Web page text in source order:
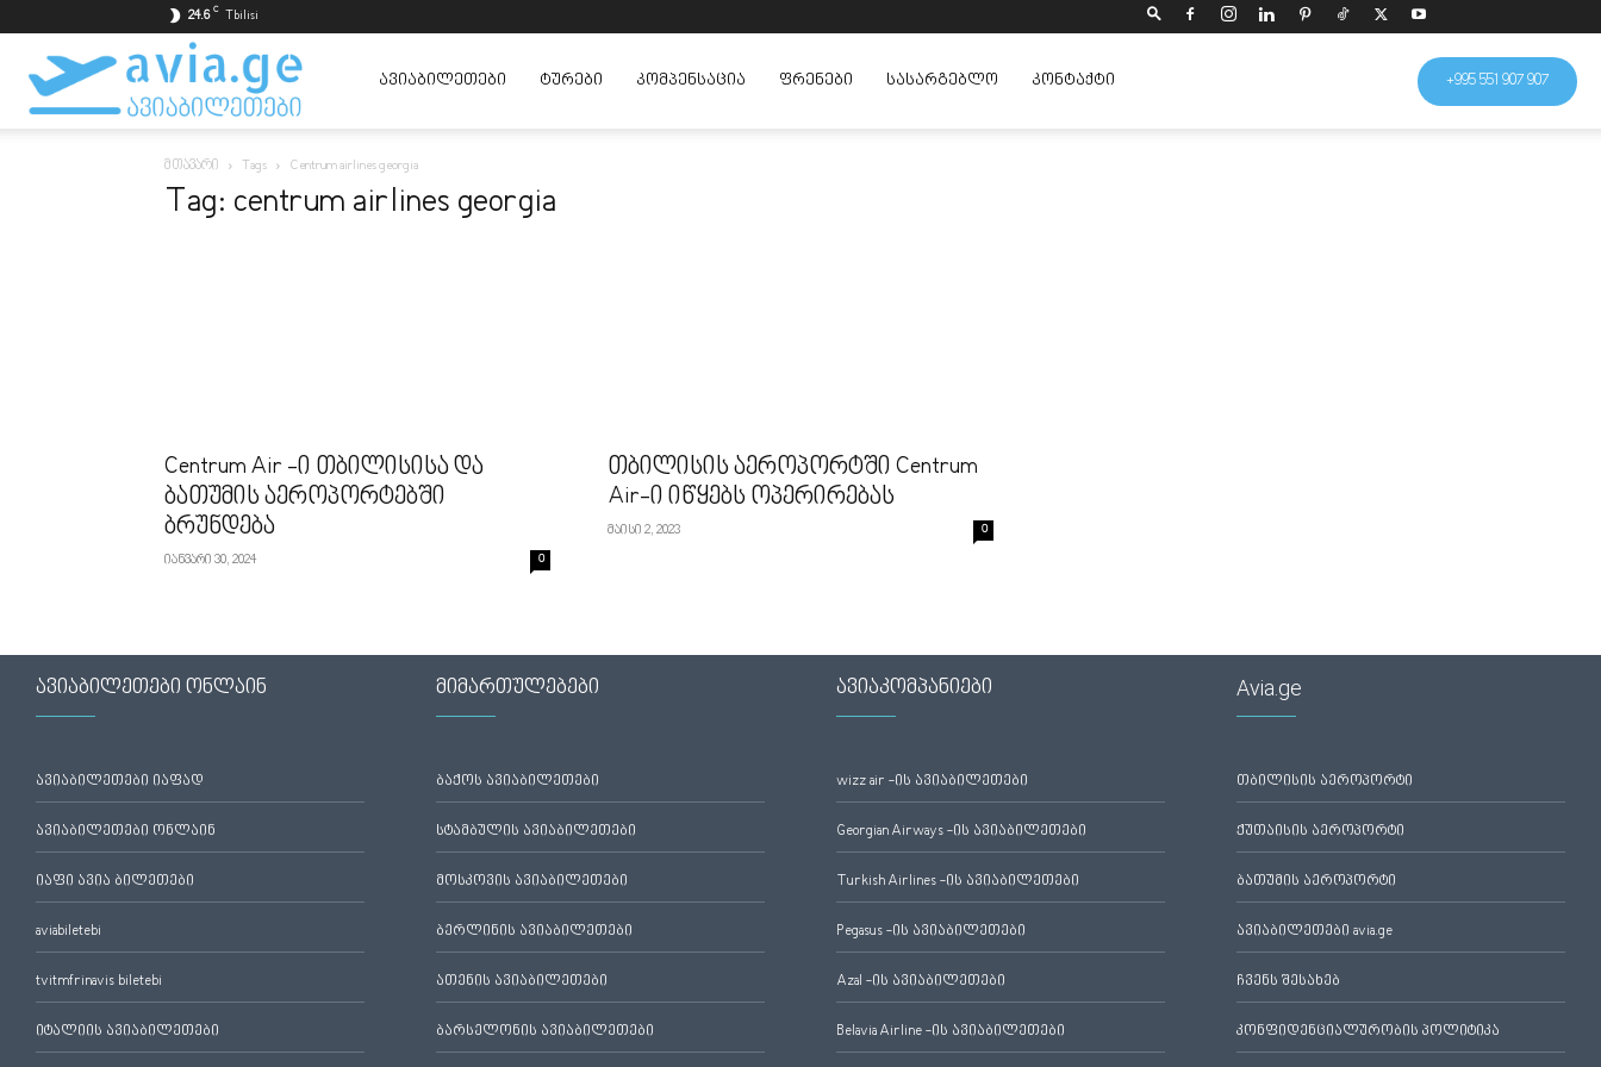
24.6 C Tbilisi
+995 551 907 907
ავიაბილეთები
ყველაზე
ᲐᲕᲘᲐᲑᲘᲚᲔᲗᲔᲑᲘ ᲢᲣᲠᲔᲑᲘ ᲙᲝᲛᲞᲔᲜᲡᲐᲪᲘᲐ ᲤᲠᲔᲜᲔᲑᲘ ᲡᲐᲡᲐᲠᲒᲔᲑᲚᲝ ᲙᲝᲜᲢᲐᲥᲢᲘ
მთავარი Tags Centrum airlines georgia
Tag: centrum airlines georgia
Centrum Air -ი თბილისისა და
ბათუმის აეროპორტებში
ბრუნდება
იანვარი 30, 2024 0
თბილისის აეროპორტში Centrum
Air-ი იწყებს ოპერირებას
მაისი 2, 2023 0
ავიაბილეთები ონლაინ
ავიაბილეთები იაფად
ავიაბილეთები ონლაინ
იაფი ავია ბილეთები
aviabiletebi
tvitmfrinavis biletebi
იტალიის ავიაბილეთები
მიმართულებები
ბაქოს ავიაბილეთები
სტამბულის ავიაბილეთები
მოსკოვის ავიაბილეთები
ბერლინის ავიაბილეთები
ათენის ავიაბილეთები
ბარსელონის ავიაბილეთები
ავიაკომპანიები
wizz air -ის ავიაბილეთები
Georgian Airways -ის ავიაბილეთები
Turkish Airlines -ის ავიაბილეთები
Pegasus -ის ავიაბილეთები
Azal -ის ავიაბილეთები
Belavia Airline -ის ავიაბილეთები
Avia.ge
თბილისის აეროპორტი
ქუთაისის აეროპორტი
ბათუმის აეროპორტი
ავიაბილეთები avia.ge
ჩვენს შესახებ
კონფიდენციალურობის პოლიტიკა